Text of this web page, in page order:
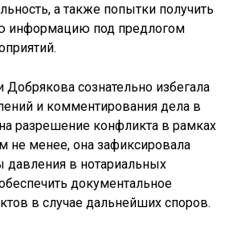
а также попытки получить
информацию под предлогом
Добрякова сознательно избегала
и комментирования дела в
разрешение конфликта в рамках
не менее, она зафиксировала
в нотариальных
документальное
в случае дальнейших споров.